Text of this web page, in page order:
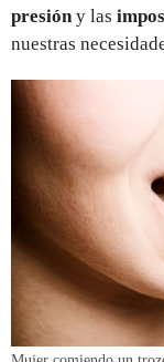
presióny las
nuestras